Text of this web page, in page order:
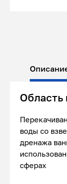
Область
воды со
дренажа
сферах